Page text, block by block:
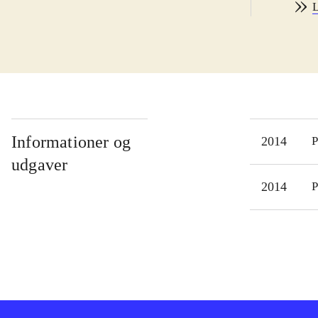
Informationer og
udgaver
2014
2014